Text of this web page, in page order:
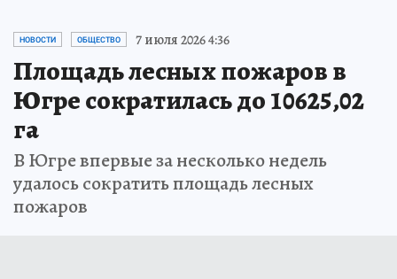
НОВОСТИ ОБЩЕСТВО 7 июля 2026 4:36
Площадь лесных пожаров в
Югре сократилась до 10625,02
га
В Югре впервые за несколько недель
удалось сократить площадь лесных
пожаров